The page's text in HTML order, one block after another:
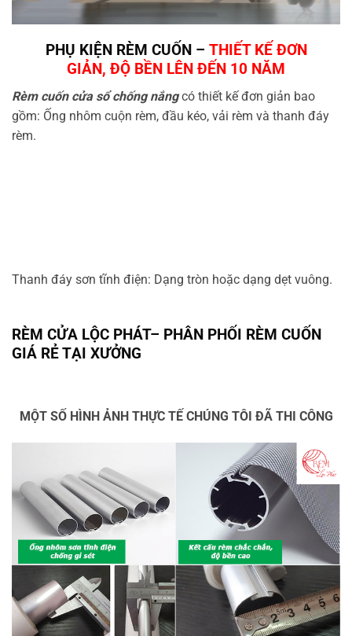
PHỤ KIỆN RÈM CUỐN – THIẾT KẾ ĐƠN
GIẢN, ĐỘ BỀN LÊN ĐẾN 10 NĂM
Rèm cuốn cửa sổ chống nắngcó thiết kế đơn giản bao
gồm: Ống nhôm cuộn rèm, đầu kéo, vải rèm và thanh đáy
rèm.
Thanh đáy sơn tĩnh điện: Dạng tròn hoặc dạng dẹt vuông.
RÈM CỬA LỘC PHÁT– PHÂN PHỐI RÈM CUỐN
GIÁ RẺ TẠI XƯỞNG
MỘT SỐ HÌNH ẢNH THỰC TẾ CHÚNG TÔI ĐÃ THI CÔNG